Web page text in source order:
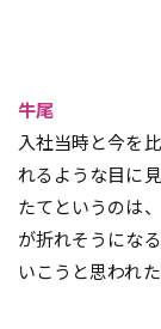
牛尾
入社当時と今を
れるような目に
たてというのは
が折れそうにな
いこうと思われ